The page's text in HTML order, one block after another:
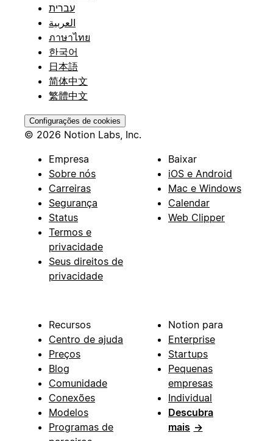
עברית
العربية
ภาษาไทย
한국어
日本語
简体中文
繁體中文
Configurações de cookies
© 2026 Notion Labs, Inc.
Empresa
Sobre nós
Carreiras
Segurança
Status
Termos e
privacidade
Seus direitos de
privacidade
Baixar
iOS e Android
Mac e Windows
Calendar
Web Clipper
Recursos
Centro de ajuda
Preços
Blog
Comunidade
Conexões
Modelos
Programas de
Notion para
Enterprise
Startups
Pequenas
empresas
Individual
Descubra
mais →